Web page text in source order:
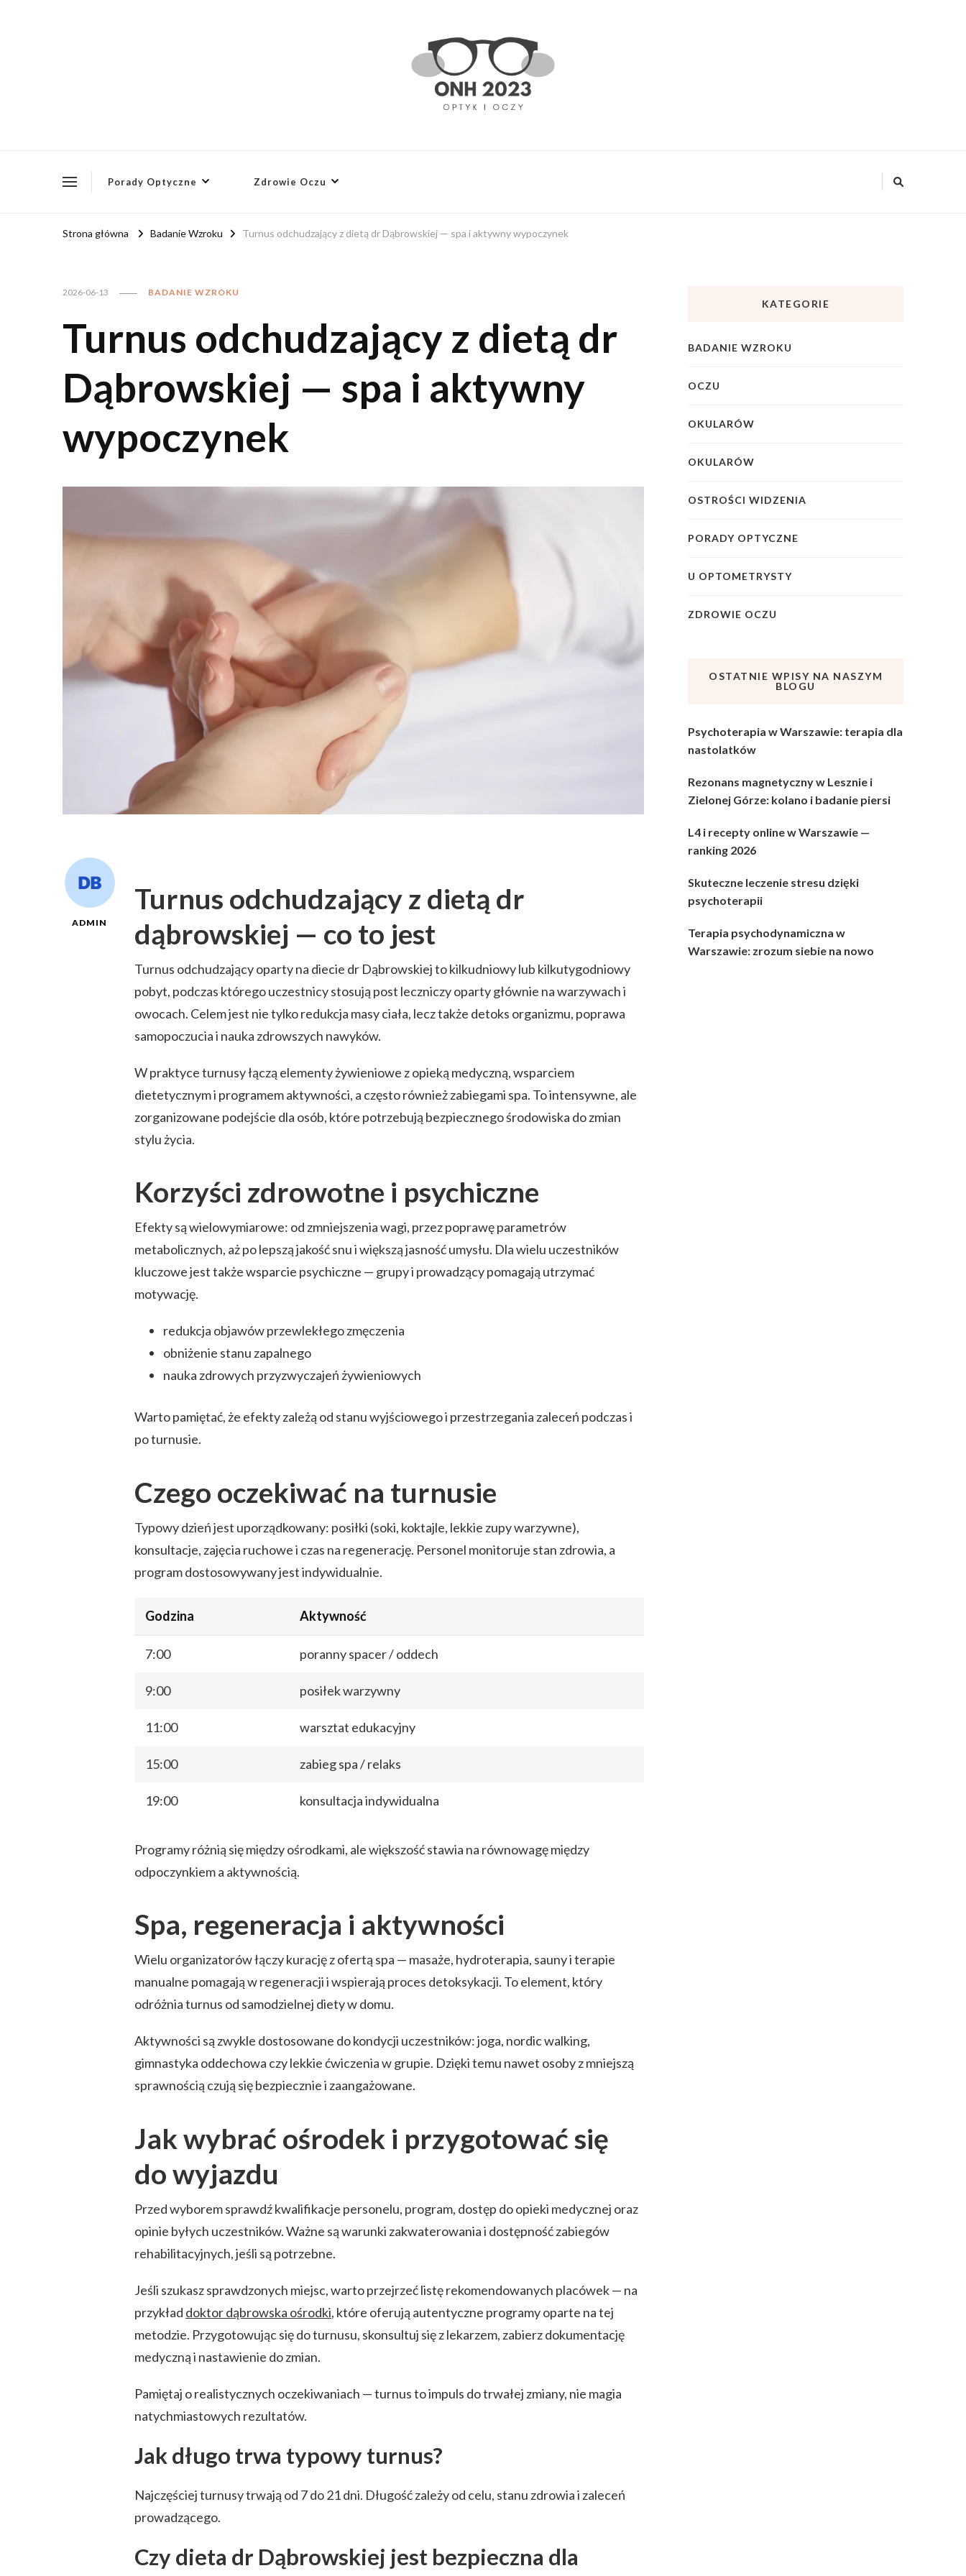
Porady Optyczne Zdrowie Oczu
Strona główna Badanie Wzroku Turnus odchudzający z dietą dr Dąbrowskiej — spa i aktywny wypoczynek
2026-06-13 BADANIE WZROKU
Turnus odchudzający z dietą dr
Dąbrowskiej — spa i aktywny
wypoczynek
ADMIN
Turnus odchudzający z dietą dr
dąbrowskiej — co to jest
Turnus odchudzający oparty na diecie dr Dąbrowskiej to kilkudniowy lub kilkutygodniowy
pobyt, podczas którego uczestnicy stosują post leczniczy oparty głównie na warzywach i
owocach. Celem jest nie tylko redukcja masy ciała, lecz także detoks organizmu, poprawa
samopoczucia i nauka zdrowszych nawyków.
W praktyce turnusy łączą elementy żywieniowe z opieką medyczną, wsparciem
dietetycznym i programem aktywności, a często również zabiegami spa. To intensywne, ale
zorganizowane podejście dla osób, które potrzebują bezpiecznego środowiska do zmian
stylu życia.
Korzyści zdrowotne i psychiczne
Efekty są wielowymiarowe: od zmniejszenia wagi, przez poprawę parametrów
metabolicznych, aż po lepszą jakość snu i większą jasność umysłu. Dla wielu uczestników
kluczowe jest także wsparcie psychiczne — grupy i prowadzący pomagają utrzymać
motywację.
redukcja objawów przewlekłego zmęczenia
obniżenie stanu zapalnego
nauka zdrowych przyzwyczajeń żywieniowych
Warto pamiętać, że efekty zależą od stanu wyjściowego i przestrzegania zaleceń podczas i
po turnusie.
Czego oczekiwać na turnusie
Typowy dzień jest uporządkowany: posiłki (soki, koktajle, lekkie zupy warzywne),
konsultacje, zajęcia ruchowe i czas na regenerację. Personel monitoruje stan zdrowia, a
program dostosowywany jest indywidualnie.
Godzina Aktywność
7:00 poranny spacer / oddech
9:00 posiłek warzywny
11:00 warsztat edukacyjny
15:00 zabieg spa / relaks
19:00 konsultacja indywidualna
Programy różnią się między ośrodkami, ale większość stawia na równowagę między
odpoczynkiem a aktywnością.
Spa, regeneracja i aktywności
Wielu organizatorów łączy kurację z ofertą spa — masaże, hydroterapia, sauny i terapie
manualne pomagają w regeneracji i wspierają proces detoksykacji. To element, który
odróżnia turnus od samodzielnej diety w domu.
Aktywności są zwykle dostosowane do kondycji uczestników: joga, nordic walking,
gimnastyka oddechowa czy lekkie ćwiczenia w grupie. Dzięki temu nawet osoby z mniejszą
sprawnością czują się bezpiecznie i zaangażowane.
Jak wybrać ośrodek i przygotować się
do wyjazdu
Przed wyborem sprawdź kwalifikacje personelu, program, dostęp do opieki medycznej oraz
opinie byłych uczestników. Ważne są warunki zakwaterowania i dostępność zabiegów
rehabilitacyjnych, jeśli są potrzebne.
Jeśli szukasz sprawdzonych miejsc, warto przejrzeć listę rekomendowanych placówek — na
przykład doktor dąbrowska ośrodki, które oferują autentyczne programy oparte na tej
metodzie. Przygotowując się do turnusu, skonsultuj się z lekarzem, zabierz dokumentację
medyczną i nastawienie do zmian.
Pamiętaj o realistycznych oczekiwaniach — turnus to impuls do trwałej zmiany, nie magia
natychmiastowych rezultatów.
Jak długo trwa typowy turnus?
Najczęściej turnusy trwają od 7 do 21 dni. Długość zależy od celu, stanu zdrowia i zaleceń
prowadzącego.
Czy dieta dr Dąbrowskiej jest bezpieczna dla
KATEGORIE
BADANIE WZROKU
OCZU
OKULARÓW
OKULARÓW
OSTROŚCI WIDZENIA
PORADY OPTYCZNE
U OPTOMETRYSTY
ZDROWIE OCZU
OSTATNIE WPISY NA NASZYM
BLOGU
Psychoterapia w Warszawie: terapia dla
nastolatków
Rezonans magnetyczny w Lesznie i
Zielonej Górze: kolano i badanie piersi
L4 i recepty online w Warszawie —
ranking 2026
Skuteczne leczenie stresu dzięki
psychoterapii
Terapia psychodynamiczna w
Warszawie: zrozum siebie na nowo